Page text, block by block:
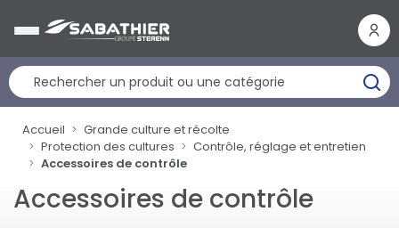
Accueil
Grande culture et récolte
Protection des cultures
Contrôle, réglage et entretien
Accessoires de contrôle
Accessoires de contrôle